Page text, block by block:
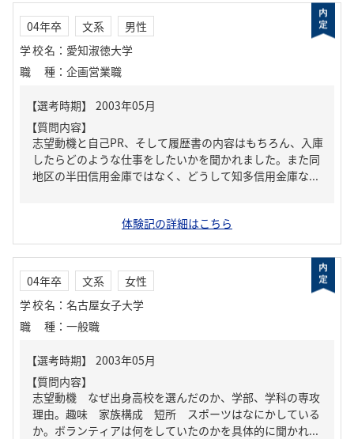
04年卒 文系
男性
学校名 ： 愛知淑徳大学
職種 ： 企画営業職
【質問内容】
志望動機と自己PR、そして履歴書の内容はもちろん、入庫
したらどのような仕事をしたいかを聞かれました。また同
地区の半田信用金庫ではなく、どうして知多信用金庫な...
体験記の詳細はこちら
04年卒 文系
女性
学校名 ： 名古屋女子大学
職種 ： 一般職
【質問内容】
志望動機 なぜ出身高校を選んだのか、学部、学科の専攻
理由。趣味 家族構成 短所 スポーツはなにかしている
か。ボランティアは何をしていたのかを具体的に聞かれ...